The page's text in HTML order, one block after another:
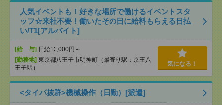
人気イベントも！好きな場所で働けるイベントスタ
ッフ☆来社不要！働いたその日に給料もらえる日払
い/T1[アルバイト]
[給 与] 日給13,000円～
[勤務地] 東京都八王子市明神町（最寄り駅：京王八
王子駅）
気になる！
<タイパ抜群>機械操作（日勤）[派遣]